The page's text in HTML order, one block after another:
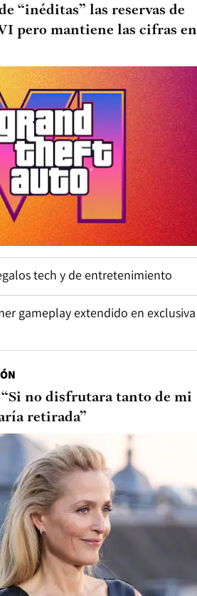
“inéditas” las reservas de
pero mantiene las cifras en
tech y de entretenimiento
gameplay extendido en exclusiva
no disfrutara tanto de mi
retirada”